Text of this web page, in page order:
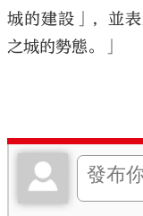
城的建設」，並
之城的勢態。」